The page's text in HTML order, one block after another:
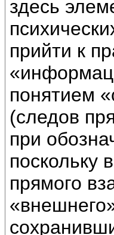
здесь
прийти к
понятием
(следов
при
поскольку
прямого